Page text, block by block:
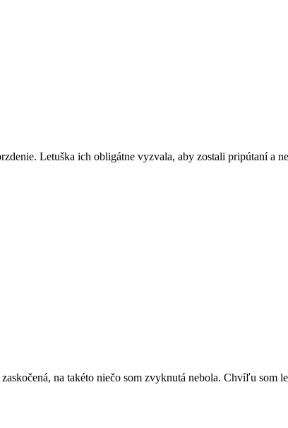
Letuška ich obligátne vyzvala, aby zostali pripútaní a
na takéto niečo som zvyknutá nebola. Chvíľu som